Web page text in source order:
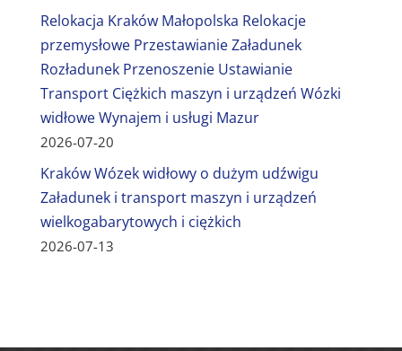
Relokacja Kraków Małopolska Relokacje
przemysłowe Przestawianie Załadunek
Rozładunek Przenoszenie Ustawianie
Transport Ciężkich maszyn i urządzeń Wózki
widłowe Wynajem i usługi Mazur
2026-07-20
Kraków Wózek widłowy o dużym udźwigu
Załadunek i transport maszyn i urządzeń
wielkogabarytowych i ciężkich
2026-07-13